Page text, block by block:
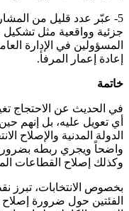
5- عبّر عدد قليل من
جزئية وواقعية مثل
المسؤولين في الإدارة
إعادة إعمار المرفأ.
خاتمة
في الحديث عن الاحتجاج
أي تعويل عليه، بل إنهم
الدولة المدنية والإصلاح
واضحاً ويجري ربطه
وكذلك إصلاح القطاعات
بخصوص الانتخابات، تبرز
الفئتين حول ضرورة إصلاح